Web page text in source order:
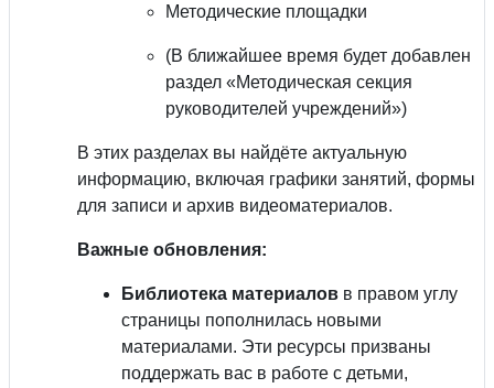
Методические площадки
(В ближайшее время будет добавлен
раздел «Методическая секция
руководителей учреждений»)
В этих разделах вы найдёте актуальную
информацию, включая графики занятий, формы
для записи и архив видеоматериалов.
Важные обновления:
Библиотека материалов в правом углу
страницы пополнилась новыми
материалами. Эти ресурсы призваны
поддержать вас в работе с детьми,